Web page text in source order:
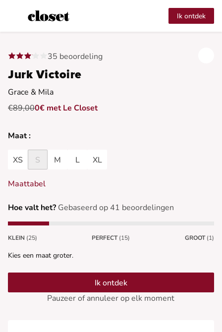
Ik ontdek
35 beoordeling
Jurk Victoire
Grace & Mila
€89,000€ met Le Closet
Maat :
XS S M L XL
Maattabel
Hoe valt het? Gebaseerd op 41 beoordelingen
KLEIN (25) PERFECT (15) GROOT (1)
Kies een maat groter.
Ik ontdek
Pauzeer of annuleer op elk moment